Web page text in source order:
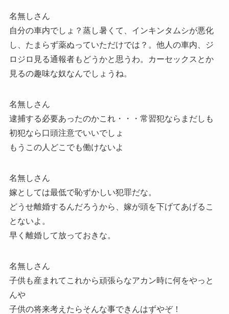
名無しさん
自分の車内でしょ？蒸し暑くて、インキンタムシが悪化
し、たまらず薬ぬっていただけでは？。他人の車内、ジ
ロジロ見る通報者もどうかと思うわ。カーセックスとか
見るの趣味な奴なんでしょうね。
名無しさん
逮捕する必要あったのかこれ・・・常習犯ならまだしも
初犯なら口頭注意でいいでしょ
もうこの人どこでも働けないよ
名無しさん
嫁としては最低で恥ずかしい犯罪だな。
どうせ離婚するんだろうから、嫁が頭を下げてあげるこ
とないよ。
早く離婚して放っておきな。
名無しさん
子供も産まれてこれから頑張らなアカン時に何をやっと
んや
子供の将来考えたらそんな事できんはずやぞ！